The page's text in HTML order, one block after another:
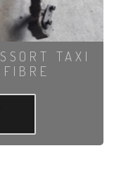
TAXI